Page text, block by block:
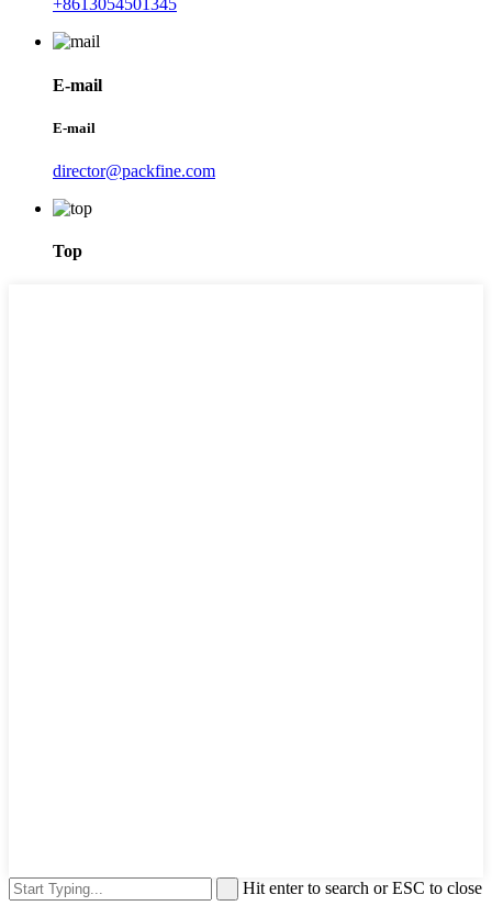
+8613054501345
E-mail
E-mail
director@packfine.com
Top
Hit enter to search or ESC to close